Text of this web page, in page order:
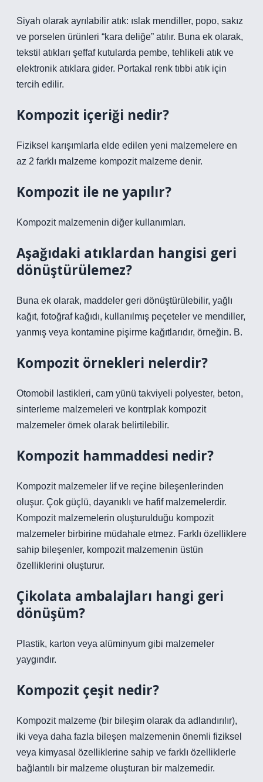
Siyah olarak ayrılabilir atık: ıslak mendiller, popo, sakız
ve porselen ürünleri “kara deliğe” atılır. Buna ek olarak,
tekstil atıkları şeffaf kutularda pembe, tehlikeli atık ve
elektronik atıklara gider. Portakal renk tıbbi atık için
tercih edilir.
Kompozit içeriği nedir?
Fiziksel karışımlarla elde edilen yeni malzemelere en
az 2 farklı malzeme kompozit malzeme denir.
Kompozit ile ne yapılır?
Kompozit malzemenin diğer kullanımları.
Aşağıdaki atıklardan hangisi geri
dönüştürülemez?
Buna ek olarak, maddeler geri dönüştürülebilir, yağlı
kağıt, fotoğraf kağıdı, kullanılmış peçeteler ve mendiller,
yanmış veya kontamine pişirme kağıtlarıdır, örneğin. B.
Kompozit örnekleri nelerdir?
Otomobil lastikleri, cam yünü takviyeli polyester, beton,
sinterleme malzemeleri ve kontrplak kompozit
malzemeler örnek olarak belirtilebilir.
Kompozit hammaddesi nedir?
Kompozit malzemeler lif ve reçine bileşenlerinden
oluşur. Çok güçlü, dayanıklı ve hafif malzemelerdir.
Kompozit malzemelerin oluşturulduğu kompozit
malzemeler birbirine müdahale etmez. Farklı özelliklere
sahip bileşenler, kompozit malzemenin üstün
özelliklerini oluşturur.
Çikolata ambalajları hangi geri
dönüşüm?
Plastik, karton veya alüminyum gibi malzemeler
yaygındır.
Kompozit çeşit nedir?
Kompozit malzeme (bir bileşim olarak da adlandırılır),
iki veya daha fazla bileşen malzemenin önemli fiziksel
veya kimyasal özelliklerine sahip ve farklı özelliklerle
bağlantılı bir malzeme oluşturan bir malzemedir.